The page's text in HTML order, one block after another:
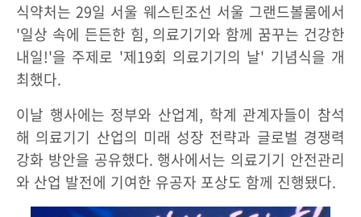
식약처는 29일 서울 웨스틴조선 서울 그랜드볼룸에서
'일상 속에 든든한 힘, 의료기기와 함께 꿈꾸는 건강한
내일!'을 주제로 '제19회 의료기기의 날' 기념식을 개
최했다.
이날 행사에는 정부와 산업계, 학계 관계자들이 참석
해 의료기기 산업의 미래 성장 전략과 글로벌 경쟁력
강화 방안을 공유했다. 행사에서는 의료기기 안전관리
와 산업 발전에 기여한 유공자 포상도 함께 진행됐다.